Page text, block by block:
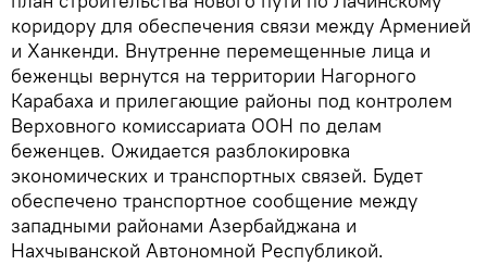
коридору для обеспечения связи между Арменией
и Ханкенди. Внутренне перемещенные лица и
беженцы вернутся на территории Нагорного
Карабаха и прилегающие районы под контролем
Верховного комиссариата ООН по делам
беженцев. Ожидается разблокировка
экономических и транспортных связей. Будет
обеспечено транспортное сообщение между
западными районами Азербайджана и
Нахчыванской Автономной Республикой.